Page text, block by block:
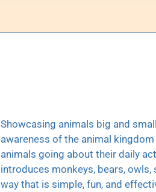
Showcasing animals big and
awareness of the animal
animals going about their daily
introduces monkeys, bears, owls,
way that is simple, fun, and